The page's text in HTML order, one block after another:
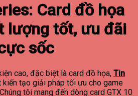
Card đồ họa
lượng tốt, ưu đãi
sốc
cao, đặc biệt là card đồ họa, Tin
tạo giải pháp tối ưu cho game
tôi mang đến dòng card GTX 10